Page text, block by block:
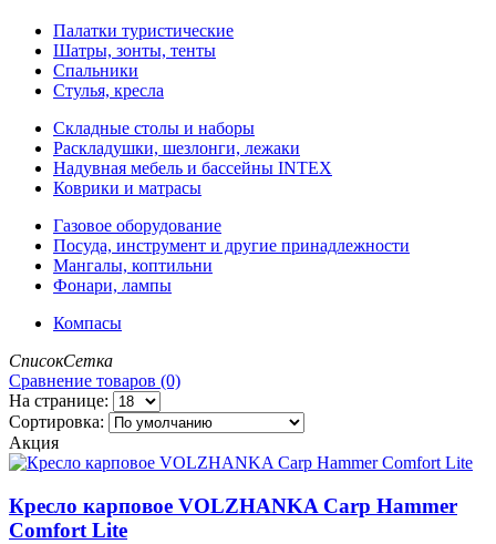
Палатки туристические
Шатры, зонты, тенты
Спальники
Стулья, кресла
Складные столы и наборы
Раскладушки, шезлонги, лежаки
Надувная мебель и бассейны INTEX
Коврики и матрасы
Газовое оборудование
Посуда, инструмент и другие принадлежности
Мангалы, коптильни
Фонари, лампы
Компасы
СписокСетка
Сравнение товаров (0)
На странице:
Сортировка:
Акция
Кресло карповое VOLZHANKA Carp Hammer
Comfort Lite